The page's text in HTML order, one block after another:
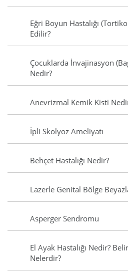
Eğri Boyun Hastalığı
Edilir?
Çocuklarda İnvajinasyon
Nedir?
Anevrizmal Kemik Kisti
İpli Skolyoz Ameliyatı
Behçet Hastalığı Nedir?
Lazerle Genital Bölge
Asperger Sendromu
El Ayak Hastalığı Nedir?
Nelerdir?